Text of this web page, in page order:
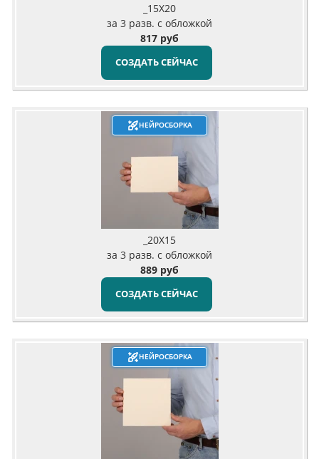
_15X20
за 3 разв. с обложкой
817 руб
СОЗДАТЬ СЕЙЧАС
НЕЙРОСБОРКА
_20X15
за 3 разв. с обложкой
889 руб
СОЗДАТЬ СЕЙЧАС
НЕЙРОСБОРКА